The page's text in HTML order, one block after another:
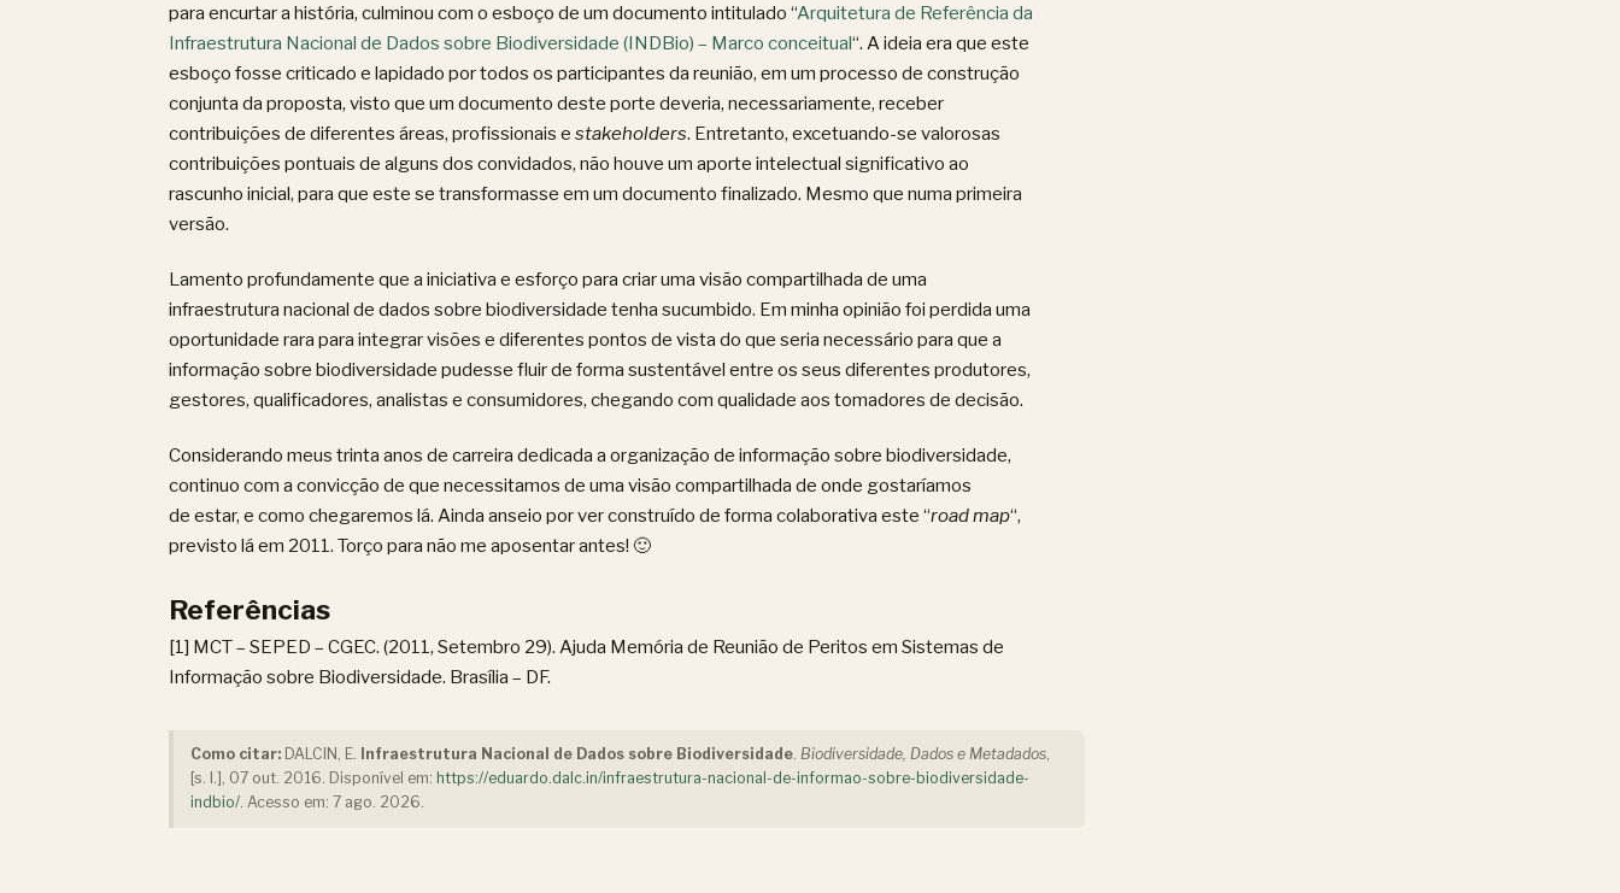
para encurtar a história, culminou com o esboço de um documento intitulado “Arquitetura de Referência da
Infraestrutura Nacional de Dados sobre Biodiversidade (INDBio) – Marco conceitual“. A ideia era que este
esboço fosse criticado e lapidado por todos os participantes da reunião, em um processo de construção
conjunta da proposta, visto que um documento deste porte deveria, necessariamente, receber
contribuições de diferentes áreas, profissionais e stakeholders. Entretanto, excetuando-se valorosas
contribuições pontuais de alguns dos convidados, não houve um aporte intelectual significativo ao
rascunho inicial, para que este se transformasse em um documento finalizado. Mesmo que numa primeira
versão.
Lamento profundamente que a iniciativa e esforço para criar uma visão compartilhada de uma
infraestrutura nacional de dados sobre biodiversidade tenha sucumbido. Em minha opinião foi perdida uma
oportunidade rara para integrar visões e diferentes pontos de vista do que seria necessário para que a
informação sobre biodiversidade pudesse fluir de forma sustentável entre os seus diferentes produtores,
gestores, qualificadores, analistas e consumidores, chegando com qualidade aos tomadores de decisão.
Considerando meus trinta anos de carreira dedicada a organização de informação sobre biodiversidade,
continuo com a convicção de que necessitamos de uma visão compartilhada de onde gostaríamos
de estar, e como chegaremos lá. Ainda anseio por ver construído de forma colaborativa este “road map“,
previsto lá em 2011. Torço para não me aposentar antes! 🙂
Referências
[1] MCT – SEPED – CGEC. (2011, Setembro 29). Ajuda Memória de Reunião de Peritos em Sistemas de
Informação sobre Biodiversidade. Brasília – DF.
Como citar:DALCIN, E. Infraestrutura Nacional de Dados sobre Biodiversidade. Biodiversidade, Dados e Metadados,
[s. l.], 07 out. 2016. Disponível em: https://eduardo.dalc.in/infraestrutura-nacional-de-informao-sobre-biodiversidade-
indbio/. Acesso em: 7 ago. 2026.